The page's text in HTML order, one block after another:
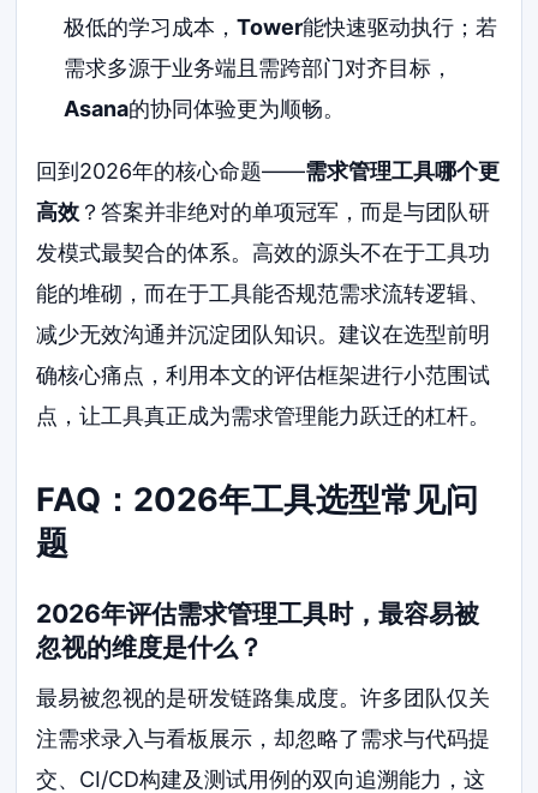
极低的学习成本， Tower能快速驱动执行；若
需求多源于业务端且需跨部门对齐目标，
Asana的协同体验更为顺畅。
回到2026年的核心命题——需求管理工具哪个更
高效 ？答案并非绝对的单项冠军，而是与团队研
发模式最契合的体系。高效的源头不在于工具功
能的堆砌，而在于工具能否规范需求流转逻辑、
减少无效沟通并沉淀团队知识。建议在选型前明
确核心痛点，利用本文的评估框架进行小范围试
点，让工具真正成为需求管理能力跃迁的杠杆。
FAQ：2026年工具选型常见问
题
2026年评估需求管理工具时，最容易被
忽视的维度是什么？
最易被忽视的是研发链路集成度。许多团队仅关
注需求录入与看板展示，却忽略了需求与代码提
交、CI/CD构建及测试用例的双向追溯能力，这